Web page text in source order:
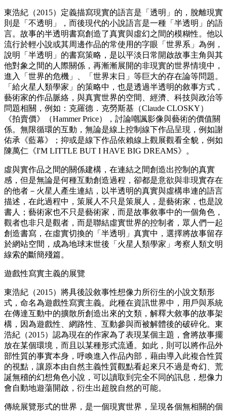
東浩紀（2015）定義描寫現實的語言是「透明」的，脫離現實
則是「不透明」，而後現代的小說語言是一種「半透明」的語
言。故事的半透明書寫創造了真實與虛幻之間的模糊性。他以
流行於輕小說或其周邊作品的常使用的字眼「世界系」為例，
說明「半透明」的書寫策略，是以平淡日常開啟故事主角與其
他對象之間的人際關係，再漸漸展開的非現實的世界情境中，
進入「世界的危機」、「世界末日」等巨大的存在論等問題。
「給火星人類學家」的策略中，也是透過半透明的敘事方式，
藝術家的作品脈絡，與真實世界的空間、經濟、科技與政治等
問題相關，例如：克羅德．克勞斯基（Claude CLOSKY）
《拍賣價》（Hammer Price），討論嘲諷影像與藝術的價值關
係。無限循環的互動，無論是線上控制線下作品呈現，例如謝
佑承《藍幕》；抑或是線下作品依賴線上觀展觀看全貌，例如
陳萬仁《I'M LITTLE BUT I HAVE BIG DREAMS》。
虛與實作品之間的關係建構，在連結之間創造出控制的真實
感，但是無論是何種互動創造過程，卻都是意欲與非現實存在
的他者－火星人產生連結，以半透明的真實與虛構串連的語言
描述，在此過程中，策展人不只是策展人，是藝術家，也是說
書人；藝術家也不只是藝術家，而是故事敘事中的一個角色，
觀者也非只是觀者，而是聯結虛實世界的控制者，眾人們一起
創造書寫，在虛實切換的「半透明」真實中，選擇將故事留存
於網站空間，成為地球末世後「火星人類學家」考察人類文明
線索的斷簡殘篇。
遊戲性寫實主義的展覽
東浩紀（2015）將具後設敘事性想像力所衍生的小說文類形
式，命名為遊戲性寫實主義。此種在資訊世界中，用戶與系統
在傳達互動中的擴散所創造出來的文類，解釋大敘事的故事架
構，因為遊戲性、網路性、互動參與而被解體後的破碎化。東
浩紀（2015）認為現在的作家為了表現某個主題，會將故事擺
放在某個環境，而且以某種形式流通。如此，則可以將作品外
部性質的事實本身，呼喚進入作品內部，藉由導入此複合性質
的視點，讓原本由自然主義性質觀點看起來只不過是奇幻、荒
誕無稽的幻想角色小說，可以讀取到完全不同的訊息，想像力
會自動地遊蕩開啟，衍生出超脫自然的可能。
傳統展覽形式的世界，是一個現實世界，呈現各個無相關的個